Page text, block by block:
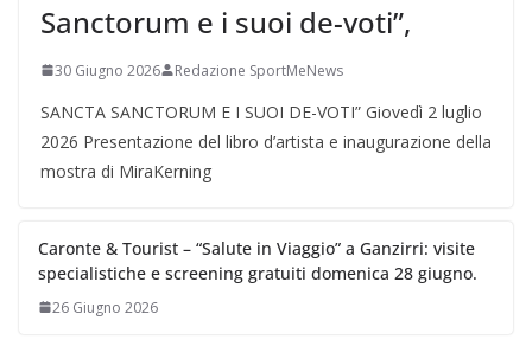
Sanctorum e i suoi de-voti”,
30 Giugno 2026 Redazione SportMeNews
SANCTA SANCTORUM E I SUOI DE-VOTI” Giovedì 2 luglio
2026 Presentazione del libro d’artista e inaugurazione della
mostra di MiraKerning
Caronte & Tourist – “Salute in Viaggio” a Ganzirri: visite
specialistiche e screening gratuiti domenica 28 giugno.
26 Giugno 2026